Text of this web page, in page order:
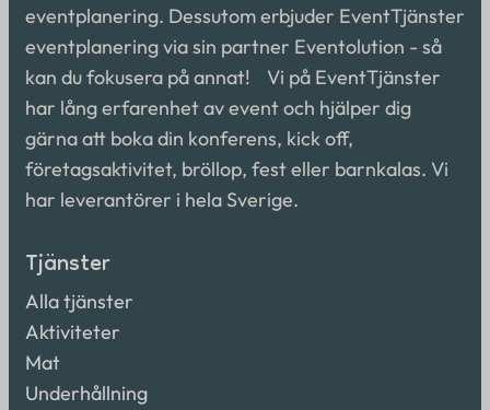
eventplanering. Dessutom erbjuder EventTjänster
eventplanering via sin partner Eventolution - så
kan du fokusera på annat! Vi på EventTjänster
har lång erfarenhet av event och hjälper dig
gärna att boka din konferens, kick off,
företagsaktivitet, bröllop, fest eller barnkalas. Vi
har leverantörer i hela Sverige.
Tjänster
Alla tjänster
Aktiviteter
Mat
Underhållning